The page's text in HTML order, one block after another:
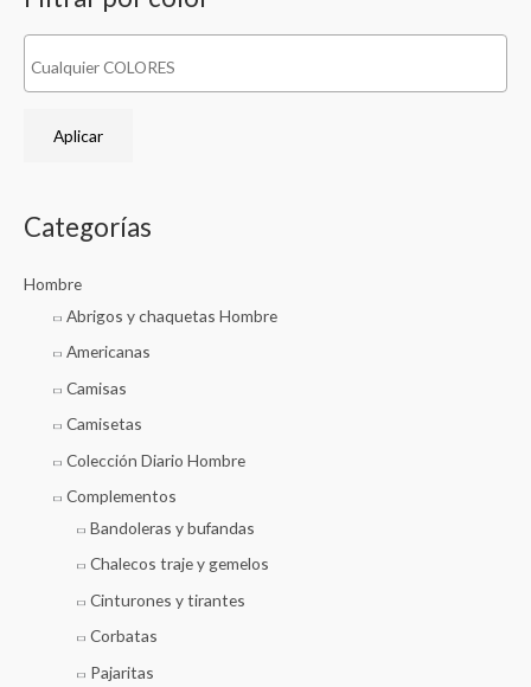
ii
Aplicar
Categorías
Hombre
Abrigos y chaquetas Hombre
Americanas
Camisas
Camisetas
Colección Diario Hombre
Complementos
Bandoleras y bufandas
Chalecos traje y gemelos
Cinturones y tirantes
Corbatas
Pajaritas